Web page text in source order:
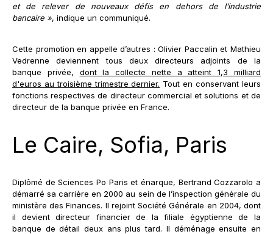
et de relever de nouveaux défis en dehors de l’industrie
bancaire », indique un communiqué.
Cette promotion en appelle d’autres : Olivier Paccalin et Mathieu
Vedrenne deviennent tous deux directeurs adjoints de la
banque privée, dont la collecte nette a atteint 1,3 milliard
d'euros au troisième trimestre dernier. Tout en conservant leurs
fonctions respectives de directeur commercial et solutions et de
directeur de la banque privée en France.
Le Caire, Sofia, Paris
Diplômé de Sciences Po Paris et énarque, Bertrand Cozzarolo a
démarré sa carrière en 2000 au sein de l’inspection générale du
ministère des Finances. Il rejoint Société Générale en 2004, dont
il devient directeur financier de la filiale égyptienne de la
banque de détail deux ans plus tard. Il déménage ensuite en